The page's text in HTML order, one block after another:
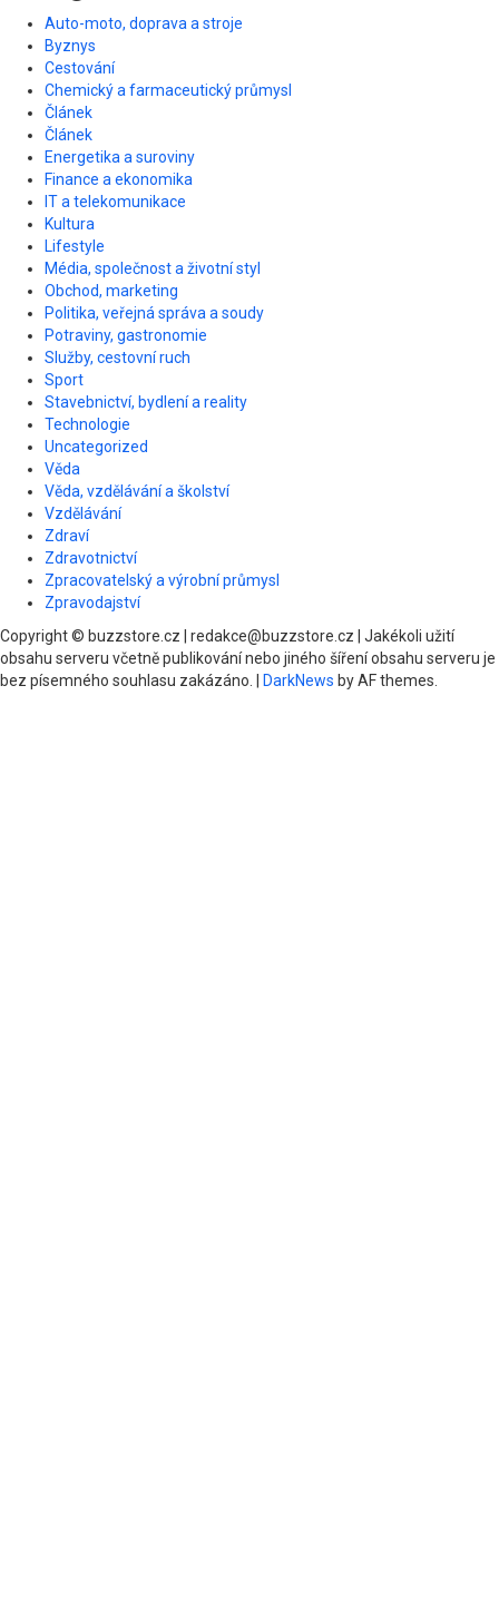
Auto-moto, doprava a stroje
Byznys
Cestování
Chemický a farmaceutický průmysl
Článek
Článek
Energetika a suroviny
Finance a ekonomika
IT a telekomunikace
Kultura
Lifestyle
Média, společnost a životní styl
Obchod, marketing
Politika, veřejná správa a soudy
Potraviny, gastronomie
Služby, cestovní ruch
Sport
Stavebnictví, bydlení a reality
Technologie
Uncategorized
Věda
Věda, vzdělávání a školství
Vzdělávání
Zdraví
Zdravotnictví
Zpracovatelský a výrobní průmysl
Zpravodajství
Copyright © buzzstore.cz | redakce@buzzstore.cz | Jakékoli užití
obsahu serveru včetně publikování nebo jiného šíření obsahu serveru je
bez písemného souhlasu zakázáno.
DarkNews by AF themes.